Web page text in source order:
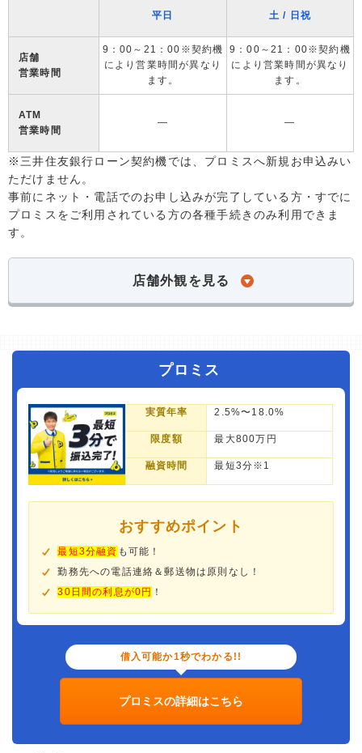
平日 土 / 日祝
店舗
営業時間
9：00～21：00※契約機
により営業時間が異なり
ます。
9：00～21：00※契約機
により営業時間が異なり
ます。
ATM
営業時間
― ―
※三井住友銀行ローン契約機では、プロミスへ新規お申込みい
ただけません。
事前にネット・電話でのお申し込みが完了している方・すでに
プロミスをご利用されている方の各種手続きのみ利用できま
す。
店舗外観を見る
プロミス
実質年率 2.5%〜18.0%
限度額 最大800万円
融資時間 最短3分※1
おすすめポイント
最短3分融資 も可能！
勤務先への電話連絡＆郵送物は原則なし！
30日間の利息が0円 ！
借入可能か1秒でわかる!!
プロミスの詳細はこちら